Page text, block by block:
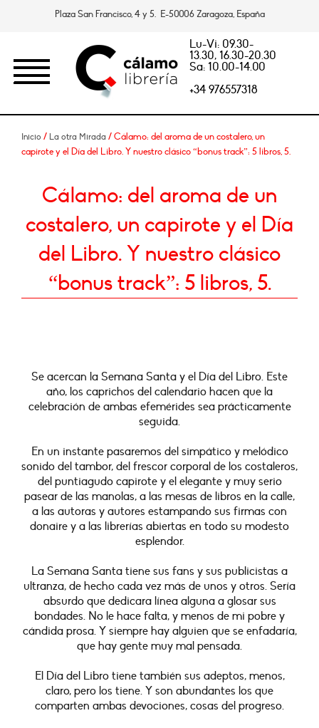
Plaza San Francisco, 4 y 5. E-50006 Zaragoza, España
Lu-Vi: 09.30-
13.30, 16.30-20.30
Sa: 10.00-14.00
+34 976557318
Inicio / La otra Mirada / Cálamo: del aroma de un costalero, un
capirote y el Día del Libro. Y nuestro clásico “bonus track”: 5 libros, 5.
Cálamo: del aroma de un
costalero, un capirote y el Día
del Libro. Y nuestro clásico
“bonus track”: 5 libros, 5.
Se acercan la Semana Santa y el Día del Libro. Este
año, los caprichos del calendario hacen que la
celebración de ambas efemérides sea prácticamente
seguida.
En un instante pasaremos del simpático y melódico
sonido del tambor, del frescor corporal de los costaleros,
del puntiagudo capirote y el elegante y muy serio
pasear de las manolas, a las mesas de libros en la calle,
a las autoras y autores estampando sus firmas con
donaire y a las librerías abiertas en todo su modesto
esplendor.
La Semana Santa tiene sus fans y sus publicistas a
ultranza, de hecho cada vez más de unos y otros. Sería
absurdo que dedicara línea alguna a glosar sus
bondades. No le hace falta, y menos de mi pobre y
cándida prosa. Y siempre hay alguien que se enfadaría,
que hay gente muy mal pensada.
El Día del Libro tiene también sus adeptos, menos,
claro, pero los tiene. Y son abundantes los que
comparten ambas devociones, cosas del progreso.